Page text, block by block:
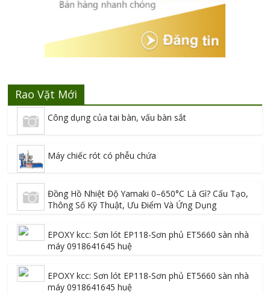
Rao Vặt Mới
Công dụng của tai bàn, vấu bàn sắt
Máy chiếc rót có phễu chứa
Đồng Hồ Nhiệt Độ Yamaki 0–650°C Là Gì? Cấu Tạo,
Thông Số Kỹ Thuật, Ưu Điểm Và Ứng Dụng
EPOXY kcc: Sơn lót EP118-Sơn phủ ET5660 sàn nhà
máy 0918641645 huệ
EPOXY kcc: Sơn lót EP118-Sơn phủ ET5660 sàn nhà
máy 0918641645 huệ